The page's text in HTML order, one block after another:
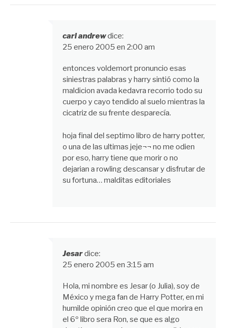
carl andrewdice:
25 enero 2005 en 2:00 am
entonces voldemort pronuncio esas
siniestras palabras y harry sintió como la
maldicion avada kedavra recorrio todo su
cuerpo y cayo tendido al suelo mientras la
cicatriz de su frente desparecía.
hoja final del septimo libro de harry potter,
o una de las ultimas jeje¬¬ no me odien
por eso, harry tiene que morir o no
dejarian a rowling descansar y disfrutar de
su fortuna… malditas editoriales
Jesardice:
25 enero 2005 en 3:15 am
Hola, mi nombre es Jesar (o Julia), soy de
México y mega fan de Harry Potter, en mi
humilde opinión creo que el que morira en
el 6º libro sera Ron, se que es algo